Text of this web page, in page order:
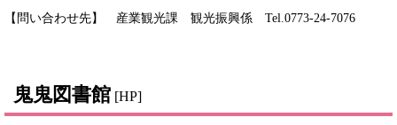
【問い合わせ先】 産業観光課 観光振興係 Tel.0773-24-7076
鬼鬼図書館 [HP]